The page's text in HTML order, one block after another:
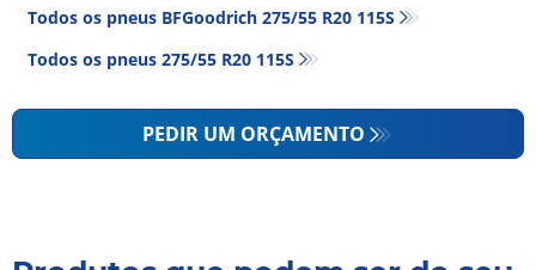
Todos os pneus BFGoodrich 275/55 R20 115S
Todos os pneus‎ 275/55 R20 115S
PEDIR UM ORÇAMENTO